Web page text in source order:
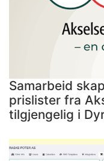
Samarbeid
prislister fra
tilgjengelig i